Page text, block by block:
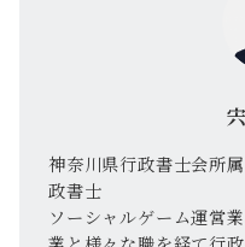
神奈川県行政書士会所
政書士
ソーシャルゲーム運営